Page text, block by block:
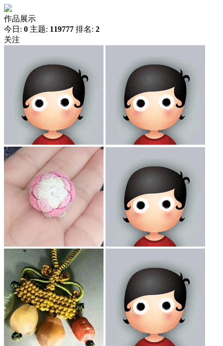
作品展示
今日: 0 主题: 119777 排名: 2
关注